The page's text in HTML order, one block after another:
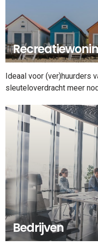
Ideaal voor (ver)huurders
sleuteloverdracht meer
Bedrijven